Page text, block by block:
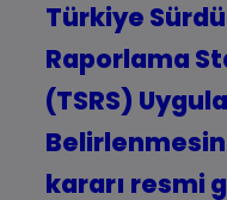
Türkiye
Raporlama
(TSRS)
kararı resmi